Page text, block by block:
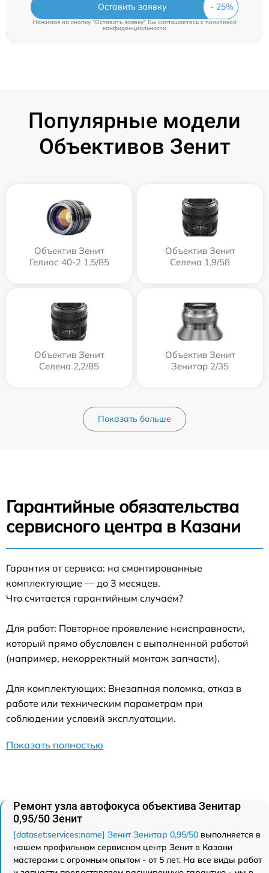
Оставить заявку
Нажимая на кнопку "Оставить заявку" Вы соглашаетесь cполитикой
конфиденциальности
Популярные модели
Объективов Зенит
Объектив Зенит
Гелиос 40-2 1,5/85
Объектив Зенит
Селена 1,9/58
Объектив Зенит
Селена 2,2/85
Объектив Зенит
Зенитар 2/35
Показать больше
Гарантийные обязательства
сервисного центра в Казани
Гарантия от сервиса: на смонтированные
комплектующие — до 3 месяцев.
Что считается гарантийным случаем?
Для работ: Повторное проявление неисправности,
который прямо обусловлен с выполненной работой
(например, некорректный монтаж запчасти).
Для комплектующих: Внезапная поломка, отказ в
работе или техническим параметрам при
соблюдении условий эксплуатации.
Показать полностью
Ремонт узла автофокуса объектива Зенитар
0,95/50 Зенит
[dataset:services:name] Зенит Зенитар 0,95/50 выполняется в
нашем профильном сервисном центр Зенит в Казани
мастерами с огромным опытом - от 5 лет. На все виды работ